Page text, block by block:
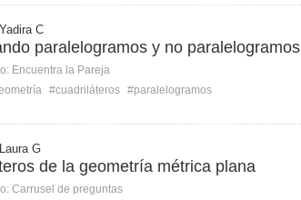
Yadira C
paralelogramos y no paralelogramos
Encuentra la Pareja
#cuadriláteros #paralelogramos
Laura G
de la geometría métrica plana
Carrusel de preguntas